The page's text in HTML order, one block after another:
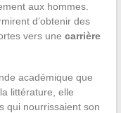
aux hommes.
d’obtenir des
vers une carrière
académique que
littérature, elle
qui nourrissaient son